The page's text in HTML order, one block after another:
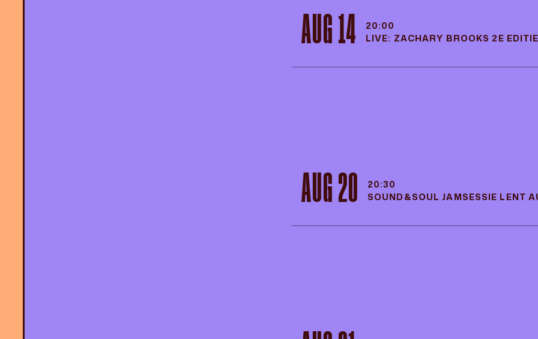
AUG 14
20:00
LIVE: ZACHARY BROOKS 2E EDITIE
AUG 14
20:00
AUG 20
20:30
SOUND&SOUL JAMSESSIE LENT
AUG 20
20:30